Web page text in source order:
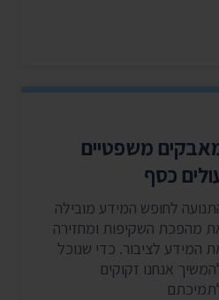
משפטיים
כסף
לחופש המידע מובילה
מהפכת השקיפות ומחזירה
המידע לציבור. כדי שנוכל
אנחנו זקוקים